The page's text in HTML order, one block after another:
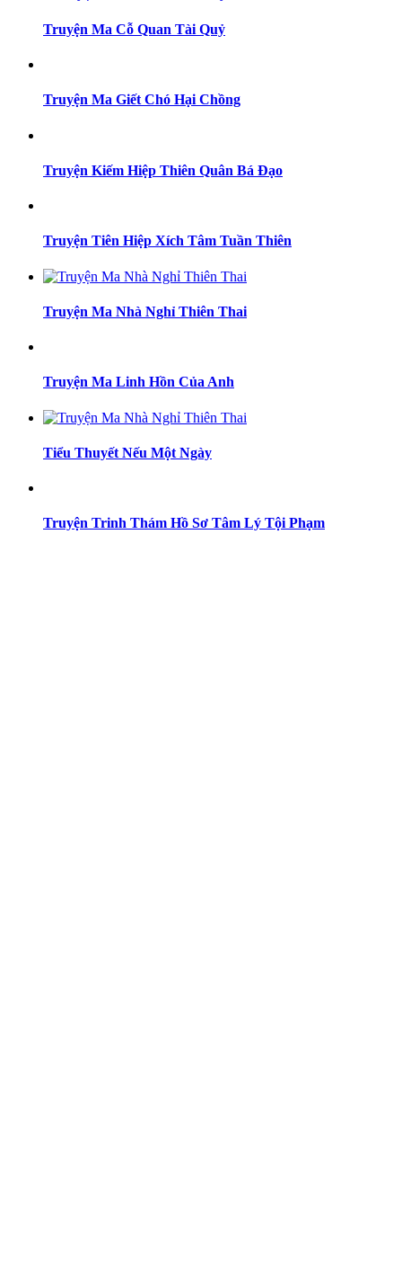
Truyện Ma Cỗ Quan Tài Quỷ
Truyện Ma Giết Chó Hại Chồng
Truyện Kiếm Hiệp Thiên Quân Bá Đạo
Truyện Tiên Hiệp Xích Tâm Tuần Thiên
Truyện Ma Nhà Nghỉ Thiên Thai
Truyện Ma Linh Hồn Của Anh
Tiểu Thuyết Nếu Một Ngày
Truyện Trinh Thám Hồ Sơ Tâm Lý Tội Phạm